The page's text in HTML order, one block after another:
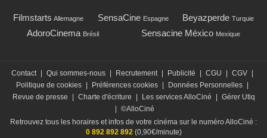
Filmstarts Allemagne SensaCine Espagne Beyazperde Turquie
AdoroCinema Brésil Sensacine México Mexique
Contact Qui sommes-nous Recrutement Publicité CGU CGV
Politique de cookies
Préférences cookies Données Personnelles
Revue de presse
Charte d'écriture Les services AlloCiné
Gérer Utiq
©AlloCiné
Retrouvez tous les horaires et infos de votre cinéma sur le numéro AlloCiné :
0 892 892 892(0,90€/minute)